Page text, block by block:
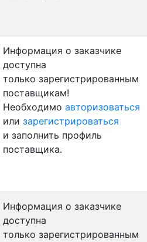
Информация о заказчике
доступна
только зарегистрированным
поставщикам!
Необходимо авторизоваться
или зарегистрироваться
и заполнить профиль
поставщика.
Информация о заказчике
доступна
только зарегистрированным